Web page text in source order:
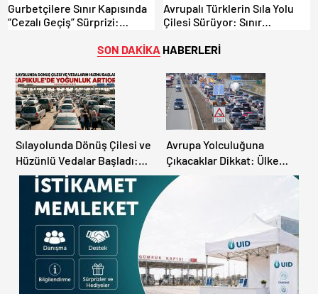
Gurbetçilere Sınır Kapısında
“Cezalı Geçiş” Sürprizi:
Avrupalı Türklerin Sıla Yolu
Çilesi Sürüyor: Sınır
Bekleyiş
SON DAKİKA HABERLERİ
Sılayolunda Dönüş Çilesi ve
Hüzünlü Vedalar Başladı:
Kapıkule’de Yoğunluk
Artıyor!
Avrupa Yolculuğuna
Çıkacaklar Dikkat: Ülke
Ülke Güncel Trafik Kuralları,
Avrupa Otoyol Hız Limitleri